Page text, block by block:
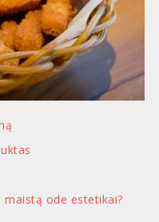
maistą ode estetikai?